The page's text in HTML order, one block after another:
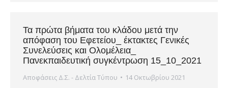
Τα πρώτα βήματα του κλάδου μετά την
απόφαση του Εφετείου_ έκτακτες Γενικές
Συνελεύσεις και Ολομέλεια_
Πανεκπαιδευτική συγκέντρωση 15_10_2021
Αποφάσεις Δ.Σ. - Δελτία Τύπου 14 Οκτωβρίου 2021